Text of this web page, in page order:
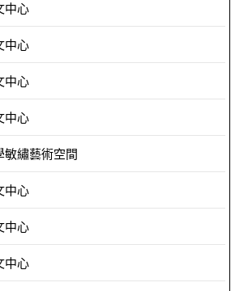
中心
中心
中心
中心
敏繡藝術空間
中心
中心
中心